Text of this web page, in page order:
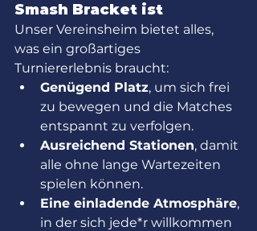
Smash Bracket ist
Unser Vereinsheim bietet alles,
was ein großartiges
Turniererlebnis braucht:
Genügend Platz, um sich frei
zu bewegen und die Matches
entspannt zu verfolgen.
Ausreichend Stationen, damit
alle ohne lange Wartezeiten
spielen können.
Eine einladende Atmosphäre,
in der sich jede*r willkommen